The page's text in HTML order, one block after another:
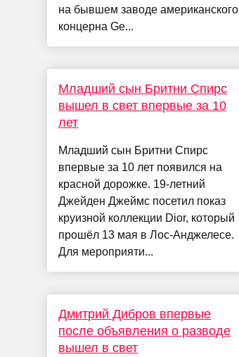
на бывшем заводе американского
концерна Ge...
Младший сын Бритни Спирс
вышел в свет впервые за 10
лет
Младший сын Бритни Спирс
впервые за 10 лет появился на
красной дорожке. 19-летний
Джейден Джеймс посетил показ
круизной коллекции Dior, который
прошёл 13 мая в Лос-Анджелесе.
Для мероприяти...
Дмитрий Дибров впервые
после объявления о разводе
вышел в свет